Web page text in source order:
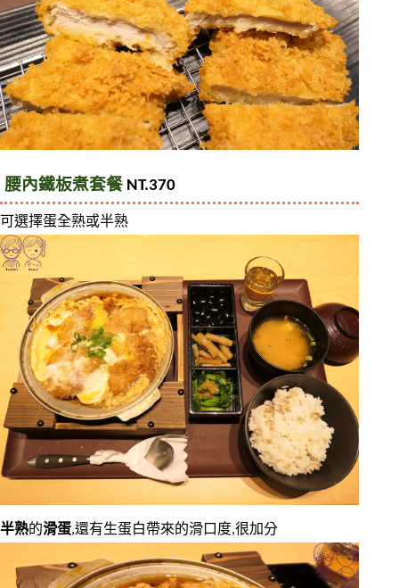
腰內鐵板煮套餐 NT.370
可選擇蛋全熟或半熟
半熟的滑蛋,還有生蛋白帶來的滑口度,很加分